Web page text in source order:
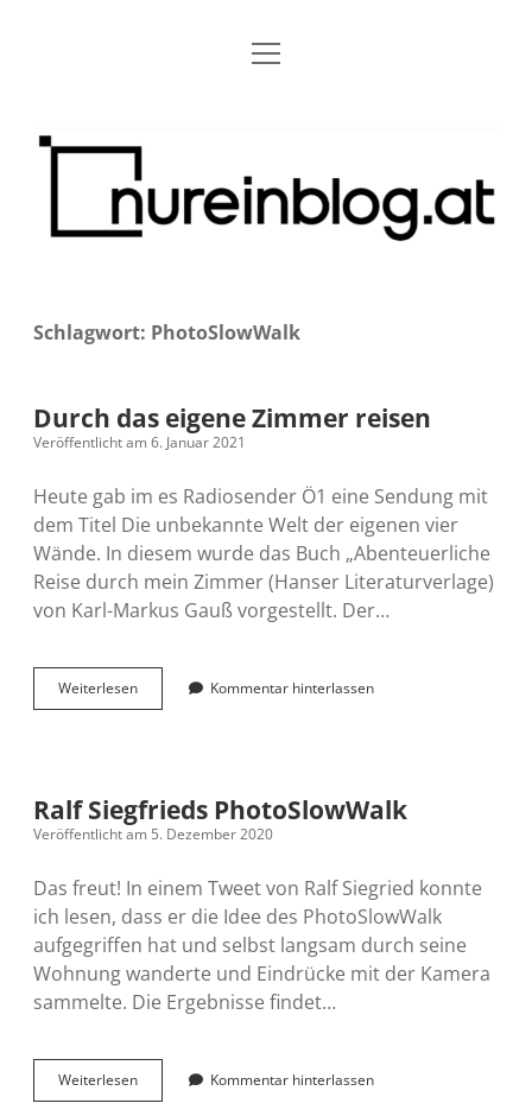
Blog
Archiv
Kontakt
Grundsätze Dropdown-
Kreativitätserklärung
Meine Fediverse Regeln
barcamper.at – Die österreichische Barcamp Liste
S9y InfoCamp – Der Serendpity Podcast (externer
Link)
Impressum
form
Menü
Nur
Blog
Schlagwort: PhotoSlowWalk
Durch das eigene Zimmer reisen
Veröffentlicht am 6. Januar 2021
Heute gab im es Radiosender Ö1 eine Sendung mit
dem Titel Die unbekannte Welt der eigenen vier
Wände. In diesem wurde das Buch „Abenteuerliche
Reise durch mein Zimmer (Hanser Literaturverlage)
von Karl-Markus Gauß vorgestellt. Der…
WeiterlesenDurch
das
Kommentar hinterlassen
Ralf Siegfrieds PhotoSlowWalk
Veröffentlicht am 5. Dezember 2020
Das freut! In einem Tweet von Ralf Siegried konnte
ich lesen, dass er die Idee des PhotoSlowWalk
aufgegriffen hat und selbst langsam durch seine
Wohnung wanderte und Eindrücke mit der Kamera
sammelte. Die Ergebnisse findet…
WeiterlesenRalf
Siegfrieds
Kommentar hinterlassen